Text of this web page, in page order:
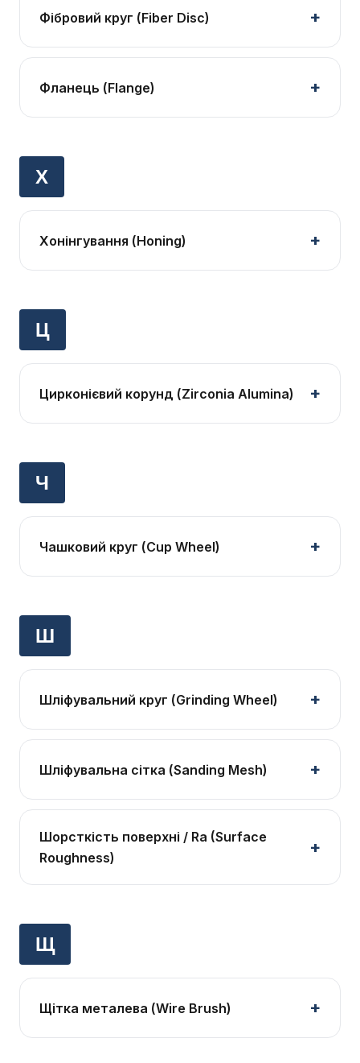
Фібровий круг (Fiber Disc)
Фланець (Flange)
Х
Хонінгування (Honing)
Ц
Цирконієвий корунд (Zirconia Alumina)
Ч
Чашковий круг (Cup Wheel)
Ш
Шліфувальний круг (Grinding Wheel)
Шліфувальна сітка (Sanding Mesh)
Шорсткість поверхні / Ra (Surface
Roughness)
Щ
Щітка металева (Wire Brush)